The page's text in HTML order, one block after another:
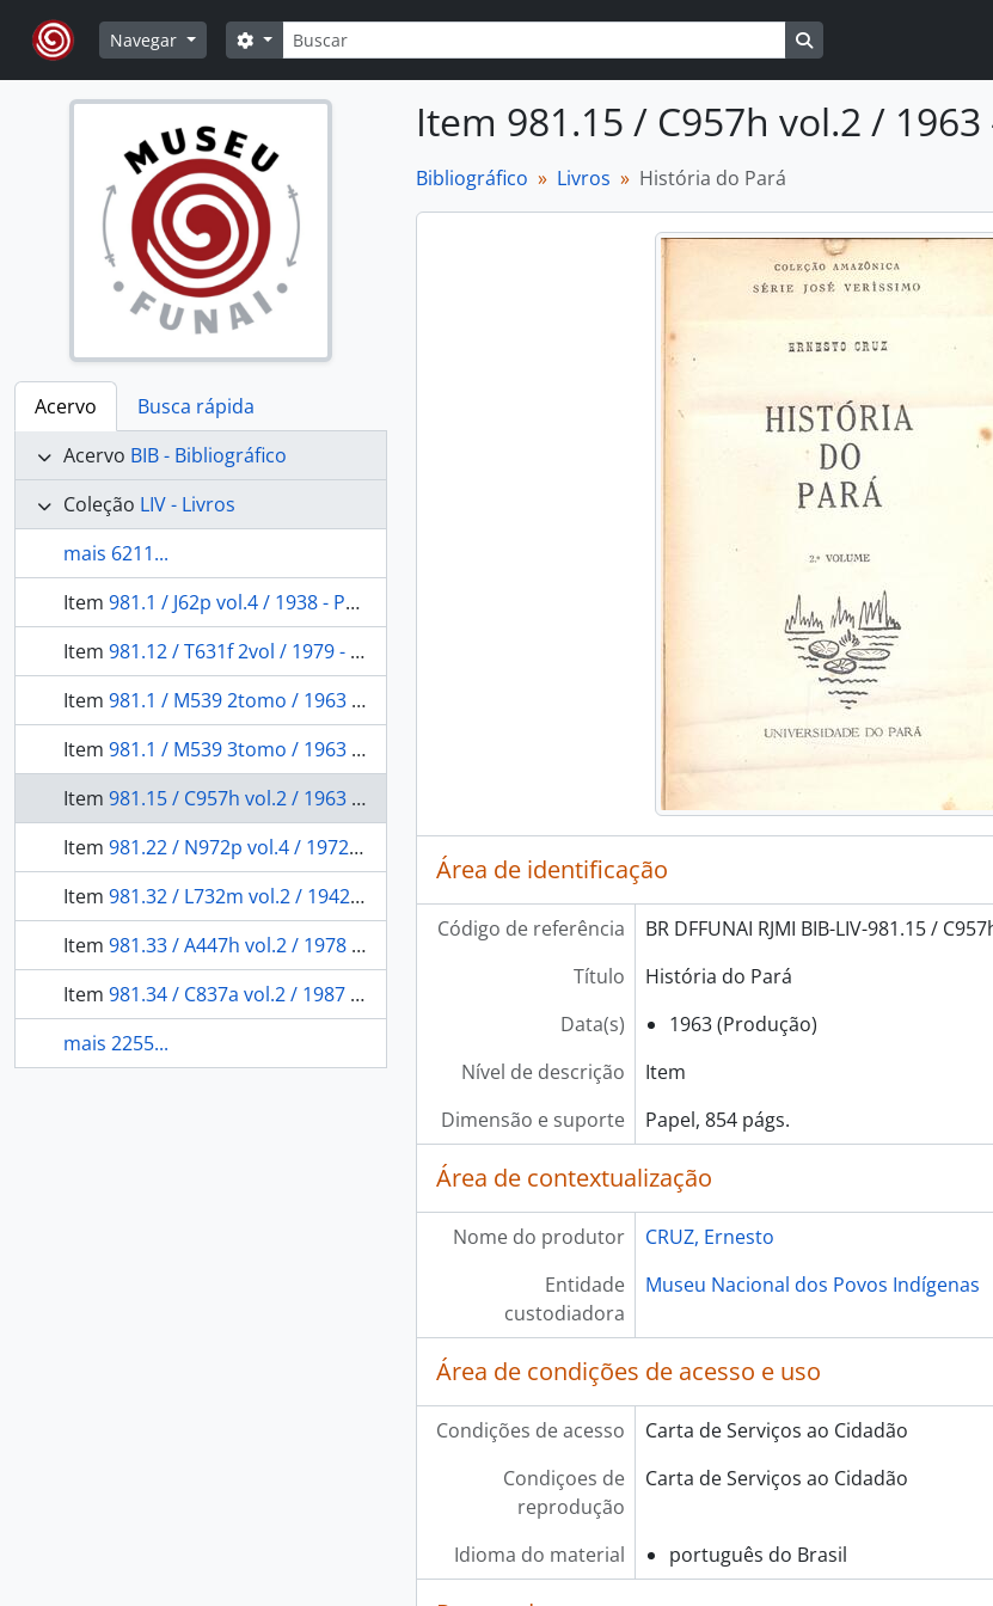
Skip to main content
Navegar
Buscar
Opções de busca
Acervo
Busca rápida
Acervo BIB - Bibliográfico
Coleção LIV - Livros
mais 6211...
Item 981.1 / J62p vol.4 / 1938 - Panoramas amazonicos: Moura.
Item 981.12 / T631f 2vol / 1979 - Formação histórica do Acre
Item 981.1 / M539 2tomo / 1963 - A Amazônia na era Pombalina: correspondência inédita do governador e capitão-general do Estado do Grão Pará e Maranhão Francisco Xavier de Mendonça Furtado, 1751-1759.
Item 981.1 / M539 3tomo / 1963 - A Amazônia na era Pombalina: correspondência inédita do governador e capitão general do Estado do Grão Pará e Maranhão Francisco Xavier de Mendonça Furtado, 1751-1759.
Item 981.15 / C957h vol.2 / 1963 - História do Pará
Item 981.22 / N972p vol.4 / 1972 - Pesquisas para a história do Piauí
Item 981.32 / L732m vol.2 / 1942 - Municípios do Rio Grande do Norte: F - G -J -L - M.
Item 981.33 / A447h vol.2 / 1978 - História da Paraiba
Item 981.34 / C837a vol.2 / 1987 - Anais pernambucanos
mais 2255...
Item 981.15 / C957h vol.2 /
Bibliográfico Livros História do Pará
Área de identificação
Código de referência
BR DFFUNAI RJMI BIB-LIV-981.15 /
Título
História do Pará
Data(s)
1963 (Produção)
Nível de descrição
Item
Dimensão e suporte
Papel, 854 págs.
Área de contextualização
Nome do produtor
CRUZ, Ernesto
Entidade
custodiadora
Museu Nacional dos Povos Indígenas
Área de condições de acesso e uso
Condições de acesso
Carta de Serviços ao Cidadão
Condiçoes de
reprodução
Carta de Serviços ao Cidadão
Idioma do material português do Brasil